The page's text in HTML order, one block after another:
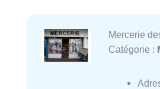
Mercerie
Catégorie :